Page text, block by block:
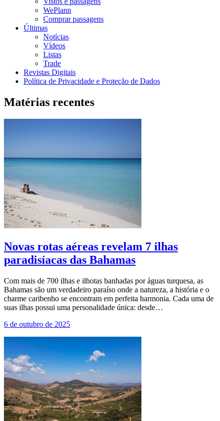
WePlann
Comprar passagens
Últimas
Notícias
Vídeos
Listas
Trade
Revistas Digitais
Política de Privacidade e Proteção de Dados
Matérias recentes
Novas rotas aéreas revelam 7 ilhas
paradisíacas das Bahamas
Com mais de 700 ilhas e ilhotas banhadas por águas turquesa, as
Bahamas são um verdadeiro paraíso onde a natureza, a história e o
charme caribenho se encontram em perfeita harmonia. Cada uma de
suas ilhas possui uma personalidade única: desde…
6 de outubro de 2025